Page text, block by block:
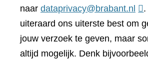
naar dataprivacy@brabant.nl
.
uiteraard ons uiterste best om
jouw verzoek te geven, maar
altijd mogelijk. Denk